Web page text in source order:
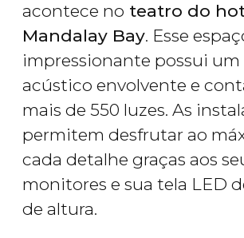
acontece no teatro do
Mandalay Bay. Esse
impressionante possui um
acústico envolvente e
mais de 550 luzes. As
permitem desfrutar ao
cada detalhe graças aos
monitores e sua tela LED
de altura.